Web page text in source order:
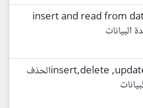
insert and read from
البيانات
insert,delete ,update from databaseالحذف